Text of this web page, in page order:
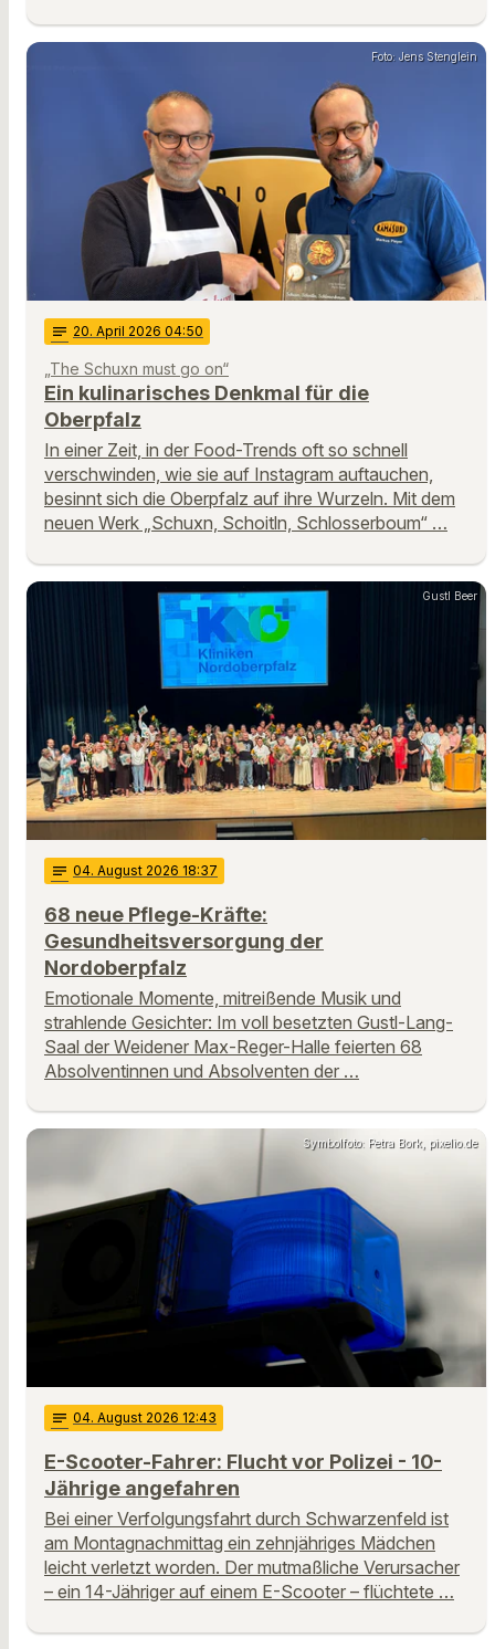
Foto: Jens Stenglein
notes 20. April 2026 04:50
„The Schuxn must go on“
Ein kulinarisches Denkmal für die
Oberpfalz
In einer Zeit, in der Food-Trends oft so schnell
verschwinden, wie sie auf Instagram auftauchen,
besinnt sich die Oberpfalz auf ihre Wurzeln. Mit dem
neuen Werk „Schuxn, Schoitln, Schlosserboum“ …
Gustl Beer
notes 04. August 2026 18:37
68 neue Pflege-Kräfte:
Gesundheitsversorgung der
Nordoberpfalz
Emotionale Momente, mitreißende Musik und
strahlende Gesichter: Im voll besetzten Gustl-Lang-
Saal der Weidener Max-Reger-Halle feierten 68
Absolventinnen und Absolventen der …
Symbolfoto: Petra Bork, pixelio.de
notes 04. August 2026 12:43
E-Scooter-Fahrer: Flucht vor Polizei - 10-
Jährige angefahren
Bei einer Verfolgungsfahrt durch Schwarzenfeld ist
am Montagnachmittag ein zehnjähriges Mädchen
leicht verletzt worden. Der mutmaßliche Verursacher
– ein 14-Jähriger auf einem E-Scooter – flüchtete …